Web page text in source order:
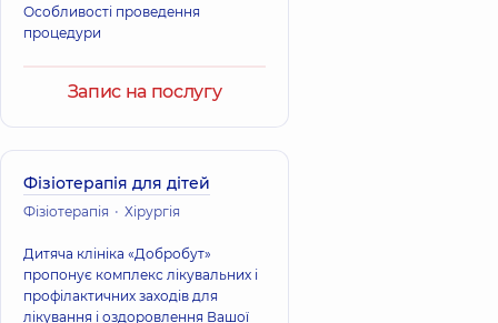
Особливості проведення
процедури
Запис на послугу
Фізіотерапія для дітей
Фізіотерапія Хірургія
Дитяча клініка «Добробут»
пропонує комплекс лікувальних і
профілактичних заходів для
лікування і оздоровлення Вашої